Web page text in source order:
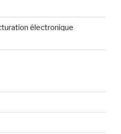
électronique